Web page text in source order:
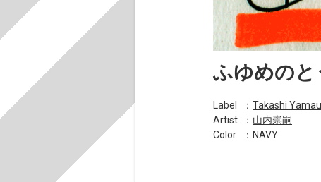
ふゆめのと
Label ： Takashi
Artist
： 山内崇嗣
Color
：NAVY